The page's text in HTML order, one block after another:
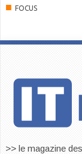
■ FOCUS
>> le magazine